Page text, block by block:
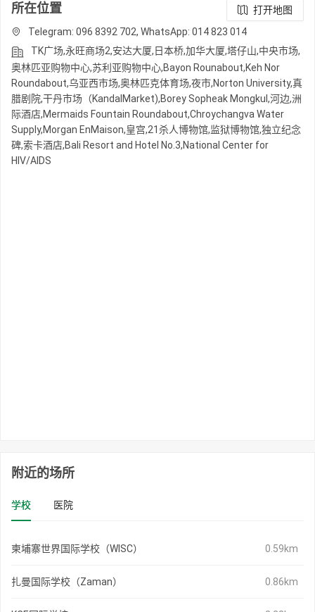
所在位置
打开地图
Telegram: 096 8392 702, WhatsApp: 014 823 014
TK广场,永旺商场2,安达大厦,日本桥,加华大厦,塔仔山,中央市场,
奥林匹亚购物中心,苏利亚购物中心,Bayon Rounabout,Keh Nor
Roundabout,乌亚西市场,奥林匹克体育场,夜市,Norton University,真
腊剧院,干丹市场（KandalMarket),Borey Sopheak Mongkul,河边,洲
际酒店,Mermaids Fountain Roundabout,Chroychangva Water
Supply,Morgan EnMaison,皇宫,21杀人博物馆,监狱博物馆,独立纪念
碑,索卡酒店,Bali Resort and Hotel No.3,National Center for
HIV/AIDS
附近的场所
学校 医院
柬埔寨世界国际学校（WISC） 0.59km
扎曼国际学校（Zaman） 0.86km